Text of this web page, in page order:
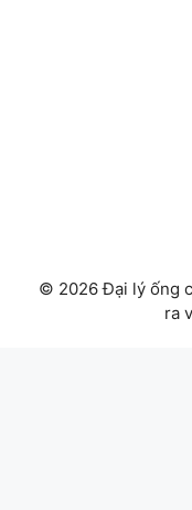
© 2026 Đại lý ống
ra